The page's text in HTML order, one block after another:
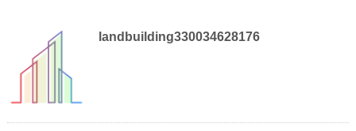
landbuilding330034628176